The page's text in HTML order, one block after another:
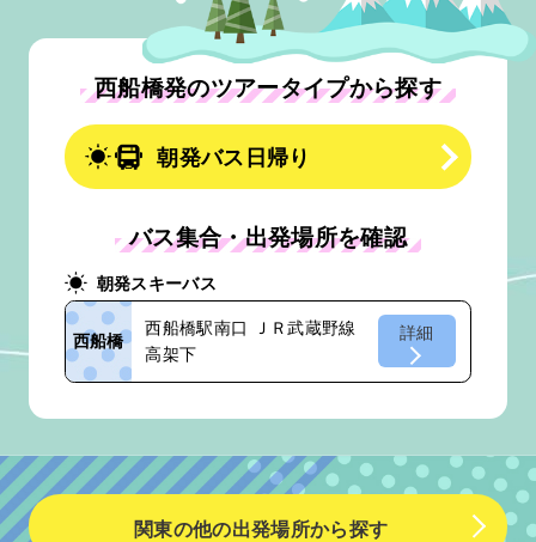
西船橋発のツアータイプから探す
朝発バス日帰り
バス集合・出発場所を確認
朝発スキーバス
西船橋
西船橋駅南口 ＪＲ武蔵野線
高架下
詳細
関東の他の出発場所から探す